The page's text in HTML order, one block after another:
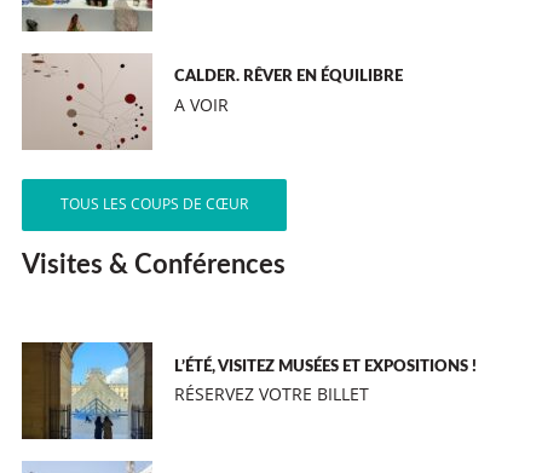
CALDER. RÊVER EN ÉQUILIBRE
A VOIR
TOUS LES COUPS DE CŒUR
Visites & Conférences
L’ÉTÉ, VISITEZ MUSÉES ET EXPOSITIONS !
RÉSERVEZ VOTRE BILLET